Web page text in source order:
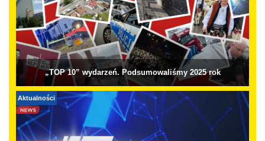
„TOP 10” wydarzeń. Podsumowaliśmy 2025 rok
Aktualności